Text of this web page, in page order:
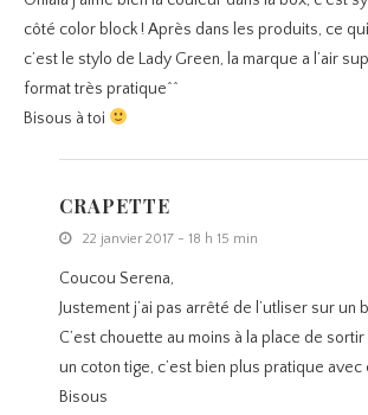
côté color block ! Après dans les produits, ce
c’est le stylo de Lady Green, la marque a l’air
format très pratique^^
Bisous à toi
CRAPETTE
22 janvier 2017 - 18 h 15 min
Coucou Serena,
Justement j’ai pas arrêté de l’utliser sur un
C’est chouette au moins à la place de
un coton tige, c’est bien plus pratique avec
Bisous